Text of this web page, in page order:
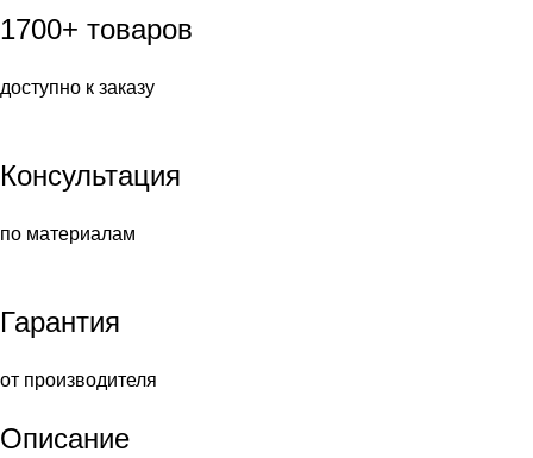
1700+ товаров
доступно к заказу
Консультация
по материалам
Гарантия
от производителя
Описание